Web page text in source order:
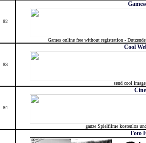
82
Games online free without registration -
83
Cool
send cool
84
ganze Spielfilme kostenlos
Foto